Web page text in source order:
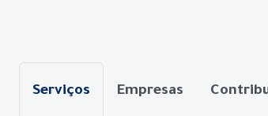
Serviços Empresas